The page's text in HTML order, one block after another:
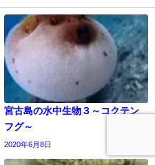
宮古島の水中生物３～コクテン
フグ～
2020年6月8日